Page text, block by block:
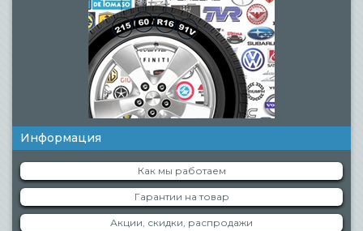
Информация
Как мы работаем
Гарантии на товар
Акции, скидки, распродажи